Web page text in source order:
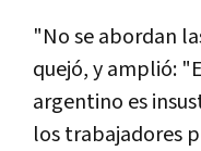
"No se abordan
quejó, y amplió:
argentino es
los trabajadores